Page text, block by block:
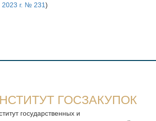
2023 г. № 231)
ГОСЗАКУПОК
государственных и